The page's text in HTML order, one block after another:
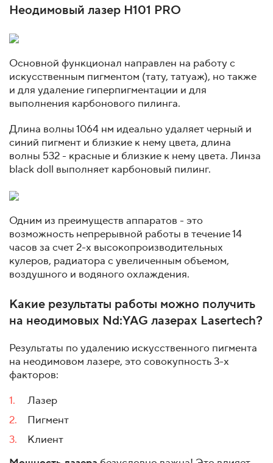
Неодимовый лазер H101 PRO
Основной функционал направлен на работу с
искусственным пигментом (тату, татуаж), но также
и для удаление гиперпигментации и для
выполнения карбонового пилинга.
Длина волны 1064 нм идеально удаляет черный и
синий пигмент и близкие к нему цвета, длина
волны 532 - красные и близкие к нему цвета. Линза
black doll выполняет карбоновый пилинг.
Одним из преимуществ аппаратов - это
возможность непрерывной работы в течение 14
часов за счет 2-х высокопроизводительных
кулеров, радиатора с увеличенным объемом,
воздушного и водяного охлаждения.
Какие результаты работы можно получить
на неодимовых Nd:YAG лазерах Lasertech?
Результаты по удалению искусственного пигмента
на неодимовом лазере, это совокупность 3-х
факторов:
Лазер
Пигмент
Клиент